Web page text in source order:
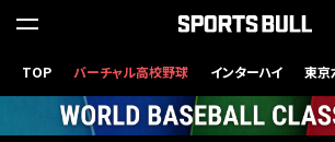
TOP バーチャル高校野球 インターハイ 東京